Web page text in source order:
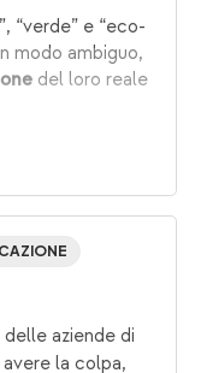
“verde” e “eco-
modo ambiguo,
del loro reale
aziende di
la colpa,